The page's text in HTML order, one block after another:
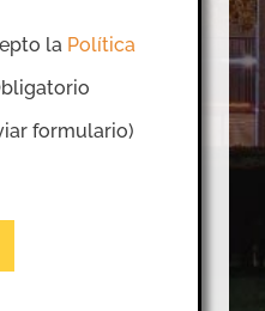
la Política
formulario)